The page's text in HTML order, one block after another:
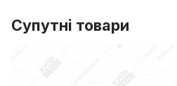
Супутні товари